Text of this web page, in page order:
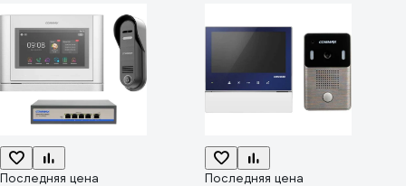
Последняя цена Последняя цена